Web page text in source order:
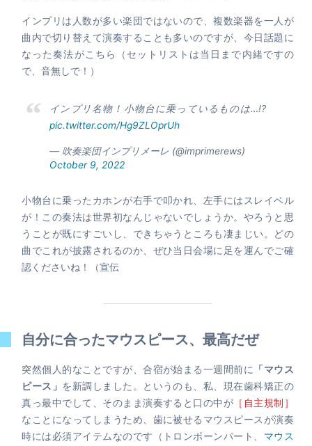
インプリは人数が多い楽団ではないので、複数楽器を一人が
曲内で切り替えて演奏することも多いのですが、今日話題に
なった奏法がこちら（セットリストは当日まで内緒ですの
で、音無しで！）
インプリ名物！小物台に乗っているものは…!?
pic.twitter.com/Hg9ZLOprUh
— 吹奏楽団インプリメーレ (@imprimerews)
October 9, 2022
小物台に乗ったカホンが右手で叩かれ、左手にはスレイベル
が！この奏法は世界初なんじゃないでしょうか。やろうと思
うことが既にすごいし、できちゃうところも凄まじい。どの
曲でこれが披露されるのか、ぜひ当日会場に足を運んでご確
認くださいね！（宣伝
自分に合ったマウスピース、最高だぜ
突然個人的なことですが、合宿が始まる一週間前に
「マウス
ピース」 を新調しました。というのも、私、現在歯科矯正の
真っ最中でして、そのまま演奏すると口の中が ［自主規制］
なことになってしまうため、歯に被せるマウスピースが演奏
時には必須アイテムなのです（トロンボーンパート、 マウス